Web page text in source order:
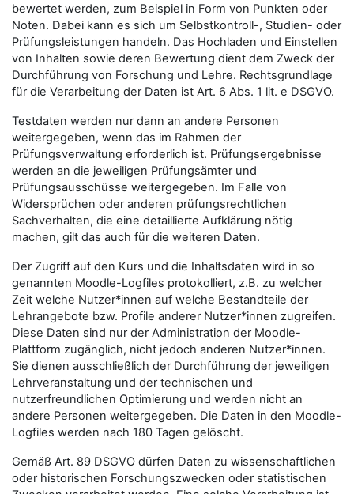
bewertet werden, zum Beispiel in Form von Punkten oder
Noten. Dabei kann es sich um Selbstkontroll-, Studien- oder
Prüfungsleistungen handeln. Das Hochladen und Einstellen
von Inhalten sowie deren Bewertung dient dem Zweck der
Durchführung von Forschung und Lehre. Rechtsgrundlage
für die Verarbeitung der Daten ist Art. 6 Abs. 1 lit. e DSGVO.
Testdaten werden nur dann an andere Personen
weitergegeben, wenn das im Rahmen der
Prüfungsverwaltung erforderlich ist. Prüfungsergebnisse
werden an die jeweiligen Prüfungsämter und
Prüfungsausschüsse weitergegeben. Im Falle von
Widersprüchen oder anderen prüfungsrechtlichen
Sachverhalten, die eine detaillierte Aufklärung nötig
machen, gilt das auch für die weiteren Daten.
Der Zugriff auf den Kurs und die Inhaltsdaten wird in so
genannten Moodle-Logfiles protokolliert, z.B. zu welcher
Zeit welche Nutzer*innen auf welche Bestandteile der
Lehrangebote bzw. Profile anderer Nutzer*innen zugreifen.
Diese Daten sind nur der Administration der Moodle-
Plattform zugänglich, nicht jedoch anderen Nutzer*innen.
Sie dienen ausschließlich der Durchführung der jeweiligen
Lehrveranstaltung und der technischen und
nutzerfreundlichen Optimierung und werden nicht an
andere Personen weitergegeben. Die Daten in den Moodle-
Logfiles werden nach 180 Tagen gelöscht.
Gemäß Art. 89 DSGVO dürfen Daten zu wissenschaftlichen
oder historischen Forschungszwecken oder statistischen